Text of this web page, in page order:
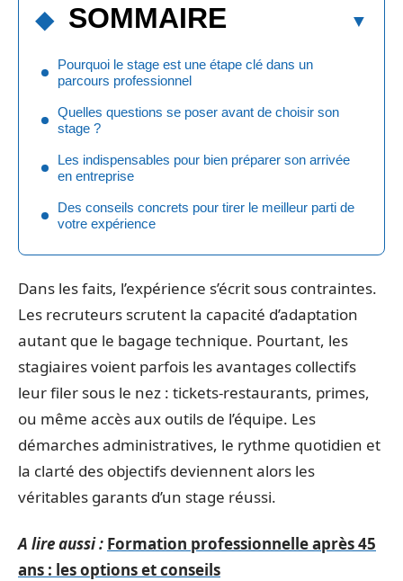
SOMMAIRE
Pourquoi le stage est une étape clé dans un
parcours professionnel
Quelles questions se poser avant de choisir son
stage ?
Les indispensables pour bien préparer son arrivée
en entreprise
Des conseils concrets pour tirer le meilleur parti de
votre expérience
Dans les faits, l’expérience s’écrit sous contraintes.
Les recruteurs scrutent la capacité d’adaptation
autant que le bagage technique. Pourtant, les
stagiaires voient parfois les avantages collectifs
leur filer sous le nez : tickets-restaurants, primes,
ou même accès aux outils de l’équipe. Les
démarches administratives, le rythme quotidien et
la clarté des objectifs deviennent alors les
véritables garants d’un stage réussi.
A lire aussi : Formation professionnelle après 45
ans : les options et conseils